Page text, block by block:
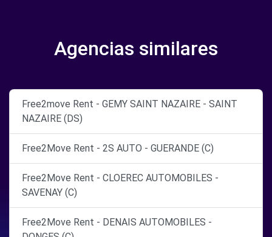
Agencias similares
Free2move Rent - GEMY SAINT NAZAIRE - SAINT
NAZAIRE (DS)
Free2Move Rent - 2S AUTO - GUERANDE (C)
Free2Move Rent - CLOEREC AUTOMOBILES -
SAVENAY (C)
Free2Move Rent - DENAIS AUTOMOBILES -